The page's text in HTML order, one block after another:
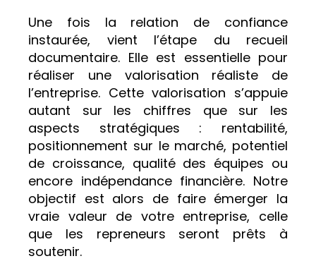
Une fois la relation de confiance
instaurée, vient l’étape du recueil
documentaire. Elle est essentielle pour
réaliser une valorisation réaliste de
l’entreprise. Cette valorisation s’appuie
autant sur les chiffres que sur les
aspects stratégiques : rentabilité,
positionnement sur le marché, potentiel
de croissance, qualité des équipes ou
encore indépendance financière. Notre
objectif est alors de faire émerger la
vraie valeur de votre entreprise, celle
que les repreneurs seront prêts à
soutenir.